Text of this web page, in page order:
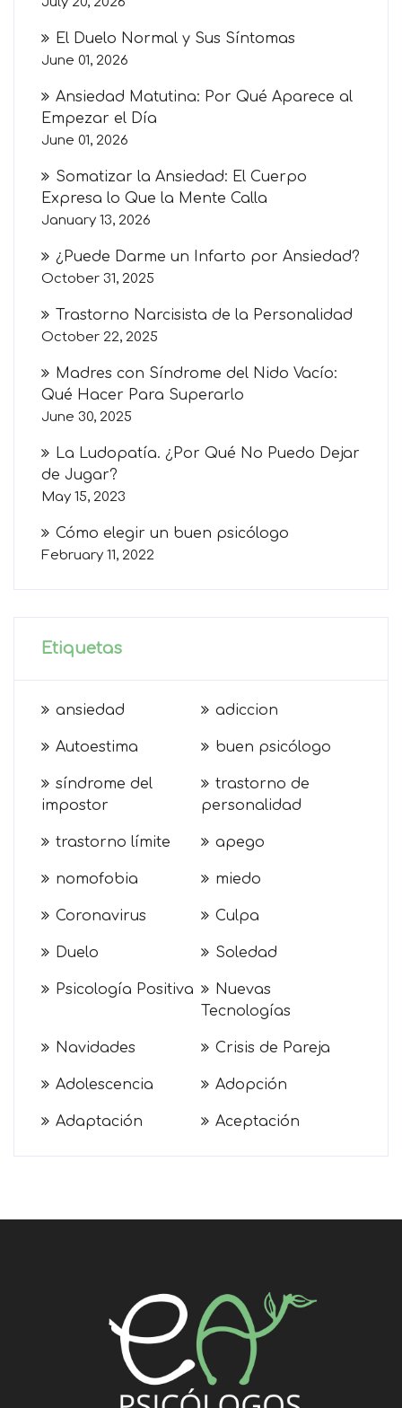
El Duelo Normal y Sus Síntomas
June 01, 2026
Ansiedad Matutina: Por Qué Aparece al
Empezar el Día
June 01, 2026
Somatizar la Ansiedad: El Cuerpo
Expresa lo Que la Mente Calla
January 13, 2026
¿Puede Darme un Infarto por Ansiedad?
October 31, 2025
Trastorno Narcisista de la Personalidad
October 22, 2025
Madres con Síndrome del Nido Vacío:
Qué Hacer Para Superarlo
June 30, 2025
La Ludopatía. ¿Por Qué No Puedo Dejar
de Jugar?
May 15, 2023
Cómo elegir un buen psicólogo
February 11, 2022
Etiquetas
ansiedad adiccion
Autoestima buen psicólogo
síndrome del
impostor
trastorno de
personalidad
trastorno límite apego
nomofobia miedo
Coronavirus Culpa
Duelo Soledad
Psicología Positiva
Nuevas
Tecnologías
Navidades Crisis de Pareja
Adolescencia Adopción
Adaptación Aceptación